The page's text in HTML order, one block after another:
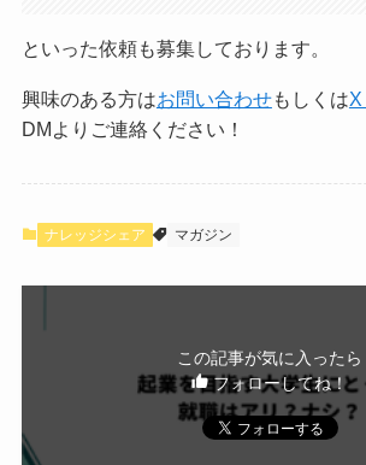
といった依頼も募集しております。
興味のある方はお問い合わせもしくはX
DMよりご連絡ください！
ナレッジシェア マガジン
この記事が気に入ったら
フォローしてね！